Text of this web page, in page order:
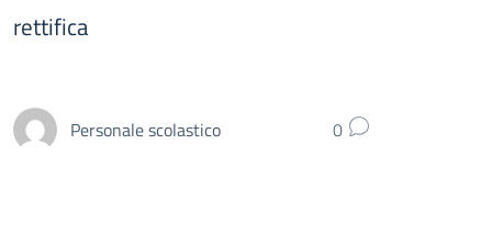
rettifica
Personale scolastico 0